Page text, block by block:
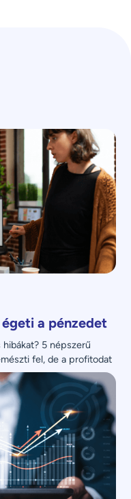
a pénzedet
5 népszerű
fel, de a profitodat